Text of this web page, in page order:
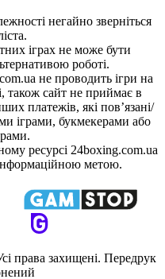
негайно зверніться
іграх не може бути
роботі.
не проводить ігри на
також сайт не приймає в
платежів, які пов’язані/
іграми, букмекерами або
ресурсі 24boxing.com.ua
метою.
права захищенi. Передрук